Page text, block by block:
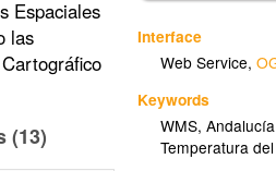
Interface
Web Service,
Keywords
WMS,Andalucía
Temperatura
Espaciales
las
(13)